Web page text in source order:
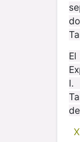
I.